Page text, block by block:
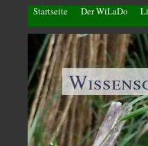
Startseite Der WiLaDo